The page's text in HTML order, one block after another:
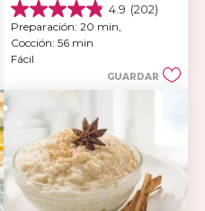
4.9 (202)
4.9
de
5
estrellas.
reseñas
Preparación: 20 min,
Cocción: 56 min
Fácil
GUARDAR